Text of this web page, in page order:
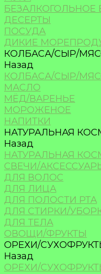
ДЕСЕРТЫ
ПОСУДА
ДИКИЕ
КОЛБАСА/СЫР/
Назад
КОЛБАСА/СЫР/
МАСЛО
МЁД/ВАРЕНЬЕ
МОРОЖЕНОЕ
НАПИТКИ
НАТУРАЛЬНАЯ
Назад
НАТУРАЛЬНАЯ
СВЕЧИ/
ДЛЯ ВОЛОС
ДЛЯ ЛИЦА
ДЛЯ ПОЛОСТИ РТА
ДЛЯ СТИРКИ/
ДЛЯ ТЕЛА
ОВОЩИ/ФРУКТЫ
ОРЕХИ/
Назад
ОРЕХИ/